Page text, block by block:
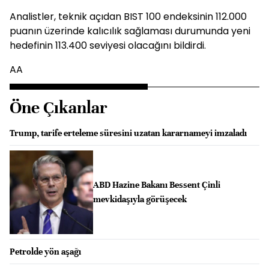
Analistler, teknik açıdan BIST 100 endeksinin 112.000
puanın üzerinde kalıcılık sağlaması durumunda yeni
hedefinin 113.400 seviyesi olacağını bildirdi.
AA
Öne Çıkanlar
Trump, tarife erteleme süresini uzatan kararnameyi imzaladı
ABD Hazine Bakanı Bessent Çinli
mevkidaşıyla görüşecek
Petrolde yön aşağı